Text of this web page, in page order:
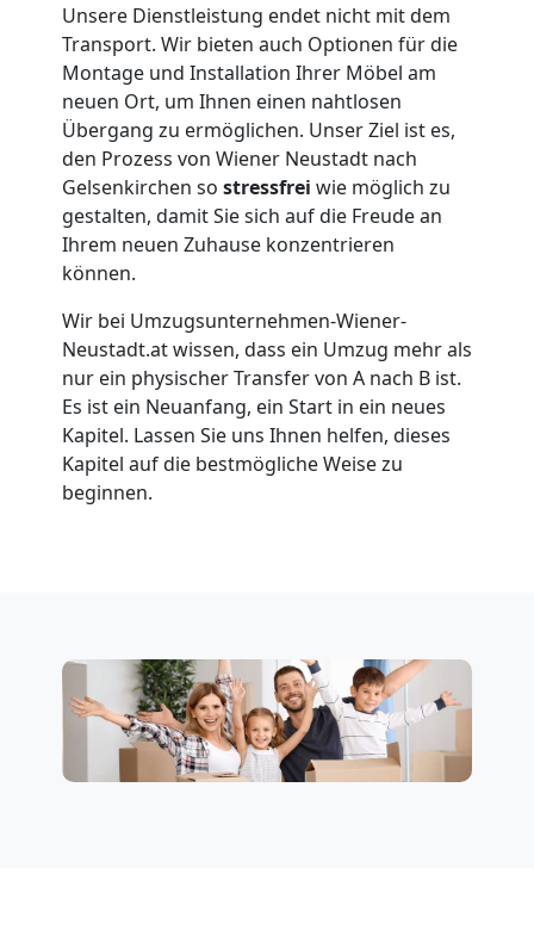
Unsere Dienstleistung endet nicht mit dem
Transport. Wir bieten auch Optionen für die
Montage und Installation Ihrer Möbel am
neuen Ort, um Ihnen einen nahtlosen
Übergang zu ermöglichen. Unser Ziel ist es,
den Prozess von Wiener Neustadt nach
Gelsenkirchen so stressfrei wie möglich zu
gestalten, damit Sie sich auf die Freude an
Ihrem neuen Zuhause konzentrieren
können.
Wir bei Umzugsunternehmen-Wiener-
Neustadt.at wissen, dass ein Umzug mehr als
nur ein physischer Transfer von A nach B ist.
Es ist ein Neuanfang, ein Start in ein neues
Kapitel. Lassen Sie uns Ihnen helfen, dieses
Kapitel auf die bestmögliche Weise zu
beginnen.
LKW
Möbellift
Wiener
Neustadt
Übersiedlung
Wiener
Neustadt
Neustadt
Privatumzug